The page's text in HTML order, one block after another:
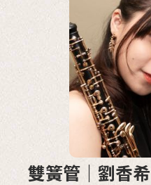
雙簧管｜劉香